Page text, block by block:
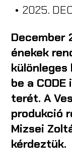
EN
• 2025.
December
énekek
be a
terét. A
produkció
Mizsei
kérdeztük.